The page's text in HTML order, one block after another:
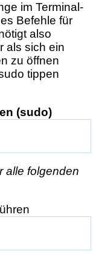
im Terminal-
Befehle für
also
als sich ein
zu öffnen
tippen
(sudo)
alle folgenden